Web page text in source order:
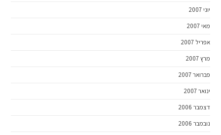
יוני 2007
מאי 2007
אפריל 2007
מרץ 2007
פברואר 2007
ינואר 2007
דצמבר 2006
נובמבר 2006